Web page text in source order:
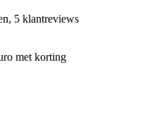
5 klantreviews
met korting